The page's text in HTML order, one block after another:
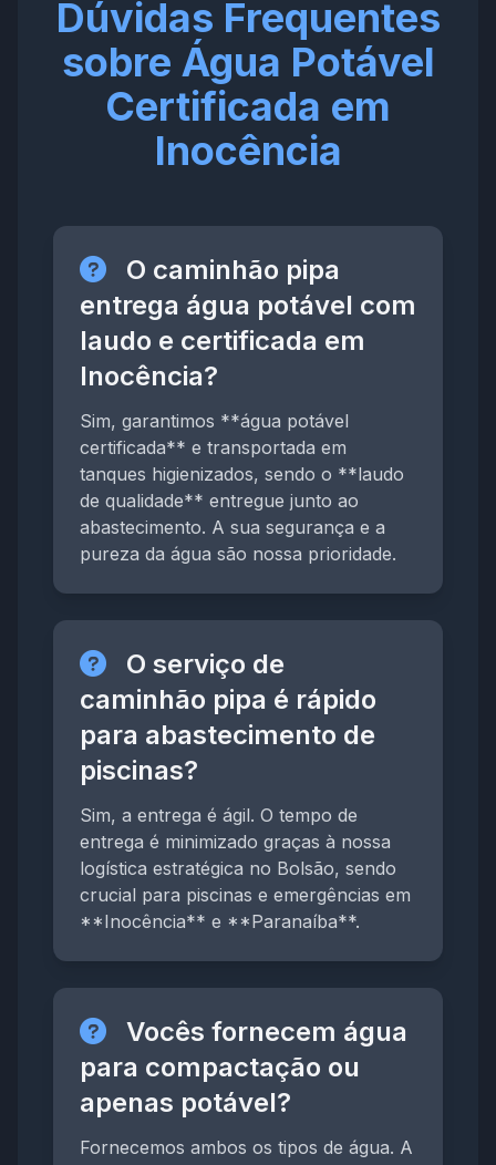
Dúvidas Frequentes
sobre Água Potável
Certificada em
Inocência
O caminhão pipa
entrega água potável com
laudo e certificada em
Inocência?
Sim, garantimos **água potável
certificada** e transportada em
tanques higienizados, sendo o **laudo
de qualidade** entregue junto ao
abastecimento. A sua segurança e a
pureza da água são nossa prioridade.
O serviço de
caminhão pipa é rápido
para abastecimento de
piscinas?
Sim, a entrega é ágil. O tempo de
entrega é minimizado graças à nossa
logística estratégica no Bolsão, sendo
crucial para piscinas e emergências em
**Inocência** e **Paranaíba**.
Vocês fornecem água
para compactação ou
apenas potável?
Fornecemos ambos os tipos de água. A